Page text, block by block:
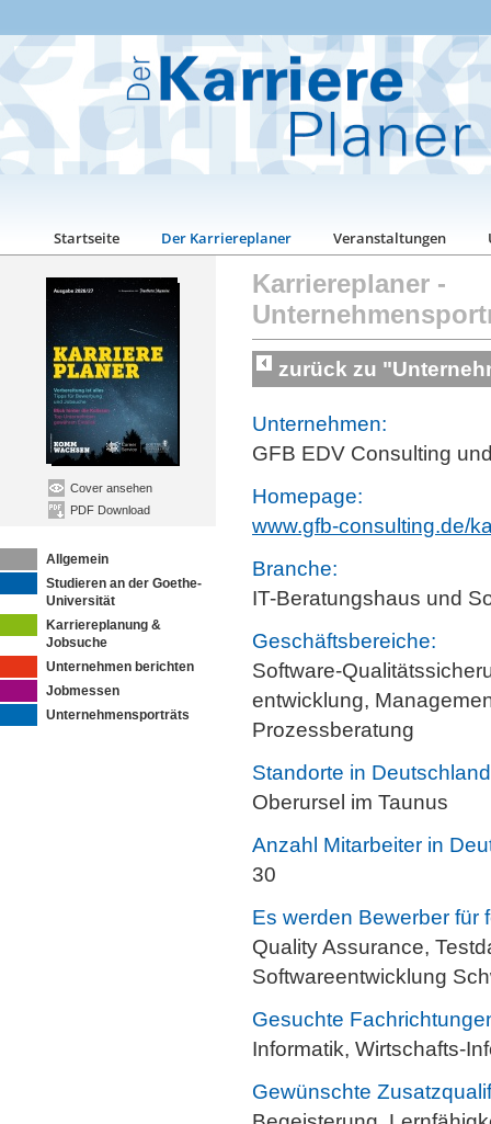
Startseite Der Karriereplaner Veranstaltungen
Cover ansehen
PDF Download
Allgemein
Studieren an der Goethe-
Universität
Karriereplanung &
Jobsuche
Unternehmen berichten
Jobmessen
Unternehmensporträts
Karriereplaner -
zurück zu
Unternehmen:
GFB EDV Consulting
Homepage:
www.gfb-consulting.de/
Branche:
IT-Beratungshaus und
Geschäftsbereiche:
Software-
entwicklung,
Prozessberatung
Standorte in
Oberursel im Taunus
Anzahl Mitarbeiter in
30
Es werden Bewerber für
Quality Assurance,
Softwareentwicklung
Gesuchte
Informatik, Wirtschafts-
Gewünschte